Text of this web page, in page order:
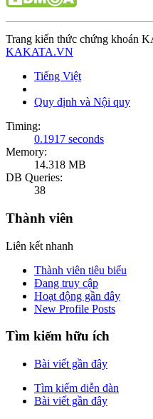
Trang kiến thức chứng khoán
KAKATA.VN
Tiếng Việt
Quy định và Nội quy
Timing:
0.1917 seconds
Memory:
14.318 MB
DB Queries:
38
Thành viên
Liên kết nhanh
Thành viên tiêu biểu
Đang truy cập
Hoạt động gần đây
New Profile Posts
Tìm kiếm hữu ích
Bài viết gần đây
Tìm kiếm diễn đàn
Bài viết gần đây